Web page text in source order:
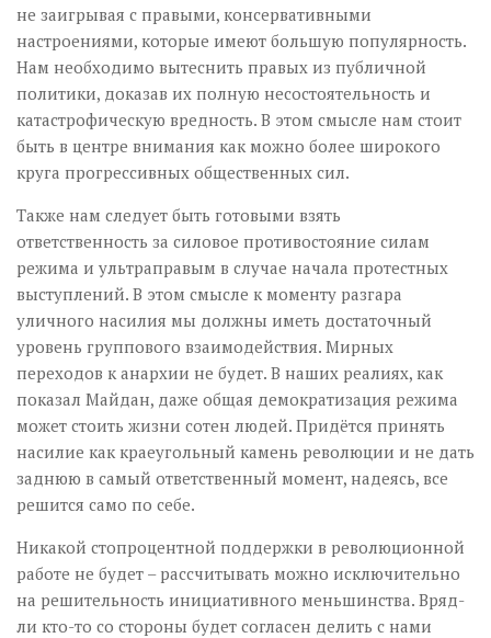
не заигрывая с правыми, консервативными
настроениями, которые имеют большую популярность.
Нам необходимо вытеснить правых из публичной
политики, доказав их полную несостоятельность и
катастрофическую вредность. В этом смысле нам стоит
быть в центре внимания как можно более широкого
круга прогрессивных общественных сил.
Также нам следует быть готовыми взять
ответственность за силовое противостояние силам
режима и ультраправым в случае начала протестных
выступлений. В этом смысле к моменту разгара
уличного насилия мы должны иметь достаточный
уровень группового взаимодействия. Мирных
переходов к анархии не будет. В наших реалиях, как
показал Майдан, даже общая демократизация режима
может стоить жизни сотен людей. Придётся принять
насилие как краеугольный камень революции и не дать
заднюю в самый ответственный момент, надеясь, все
решится само по себе.
Никакой стопроцентной поддержки в революционной
работе не будет – рассчитывать можно исключительно
на решительность инициативного меньшинства. Вряд-
ли кто-то со стороны будет согласен делить с нами